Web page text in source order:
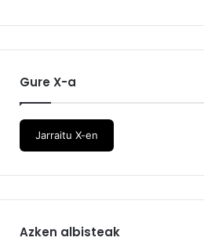
Gure X-a
Jarraitu X-en
Azken albisteak